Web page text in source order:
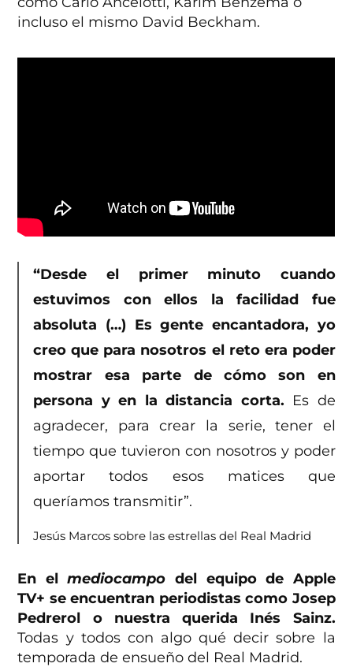
incluso el mismo David Beckham.
“Desde el primer minuto cuando
estuvimos con ellos la facilidad fue
absoluta (…) Es gente encantadora, yo
creo que para nosotros el reto era poder
mostrar esa parte de cómo son en
persona y en la distancia corta. Es de
agradecer, para crear la serie, tener el
tiempo que tuvieron con nosotros y poder
aportar todos esos matices que
queríamos transmitir”.
Jesús Marcos sobre las estrellas del Real Madrid
En elmediocampo del equipo de Apple
TV+ se encuentran periodistas como Josep
Pedrerol o nuestra querida Inés Sainz.
Todas y todos con algo qué decir sobre la
temporada de ensueño del Real Madrid.